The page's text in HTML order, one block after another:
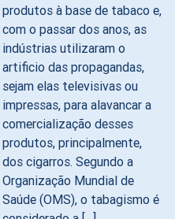
produtos à base de tabaco e,
com o passar dos anos, as
indústrias utilizaram o
artificio das propagandas,
sejam elas televisivas ou
impressas, para alavancar a
comercialização desses
produtos, principalmente,
dos cigarros. Segundo a
Organização Mundial de
Saúde (OMS), o tabagismo é